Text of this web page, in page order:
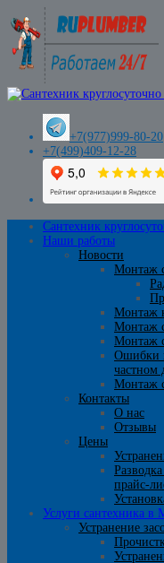
+7(977)999-80-20
+7(499)409-12-28
Сантехник
Наши работы
Новости
Монтаж
Монтаж
Монтаж
Монтаж
Ошибки
частном
Монтаж
Контакты
О нас
Отзывы
Цены
прайс-
Услуги сантехника в
Устранение